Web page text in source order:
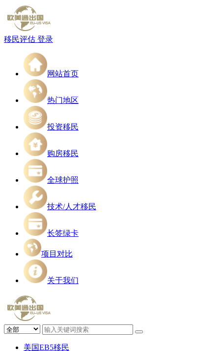
移民评估 登录
网站首页
热门地区
投资移民
购房移民
全球护照
技术/人才移民
长签绿卡
项目对比
关于我们
美国EB5移民